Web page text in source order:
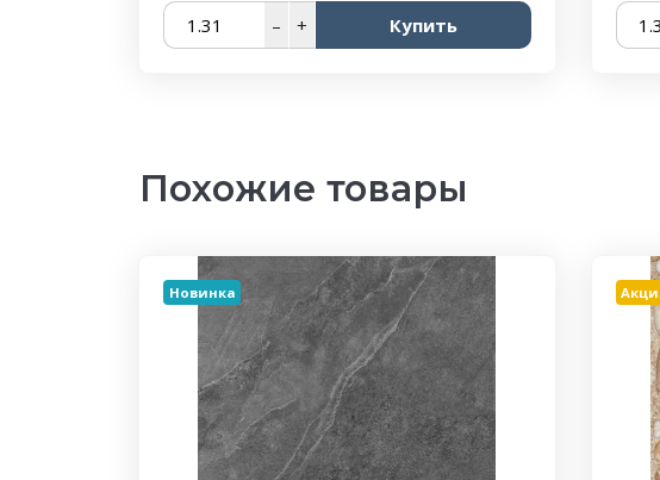
– + Купить
Похожие товары
Новинка